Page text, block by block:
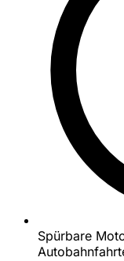
Spürbare